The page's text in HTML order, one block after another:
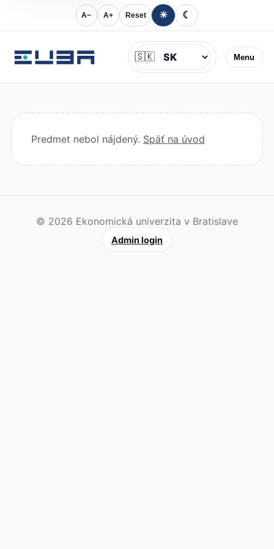
A− A+ Reset ☀ ☾
Menu
Jazyk
🇸🇰
Predmet nebol nájdený. Späť na úvod
© 2026 Ekonomická univerzita v Bratislave
Admin login